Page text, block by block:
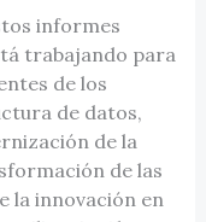
informes
trabajando para
de los
de datos,
de la
de las
la innovación en